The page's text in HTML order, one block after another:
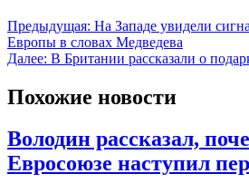
Предыдущая: На Западе увидели
Европы в словах Медведева
Далее: В Британии рассказали о
Похожие новости
Володин рассказал,
Евросоюзе наступил